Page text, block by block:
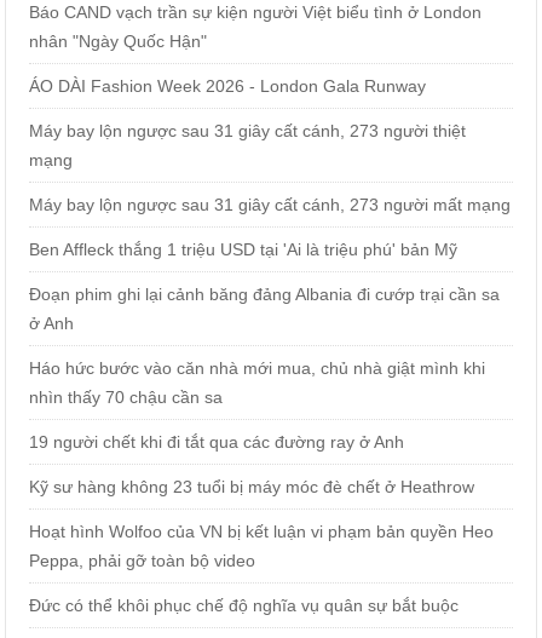
Báo CAND vạch trần sự kiện người Việt biểu tình ở London
nhân "Ngày Quốc Hận"
ÁO DÀI Fashion Week 2026 - London Gala Runway
Máy bay lộn ngược sau 31 giây cất cánh, 273 người thiệt
mạng
Máy bay lộn ngược sau 31 giây cất cánh, 273 người mất mạng
Ben Affleck thắng 1 triệu USD tại 'Ai là triệu phú' bản Mỹ
Đoạn phim ghi lại cảnh băng đảng Albania đi cướp trại cần sa
ở Anh
Háo hức bước vào căn nhà mới mua, chủ nhà giật mình khi
nhìn thấy 70 chậu cần sa
19 người chết khi đi tắt qua các đường ray ở Anh
Kỹ sư hàng không 23 tuổi bị máy móc đè chết ở Heathrow
Hoạt hình Wolfoo của VN bị kết luận vi phạm bản quyền Heo
Peppa, phải gỡ toàn bộ video
Đức có thể khôi phục chế độ nghĩa vụ quân sự bắt buộc